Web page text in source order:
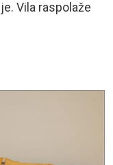
Vila raspolaže